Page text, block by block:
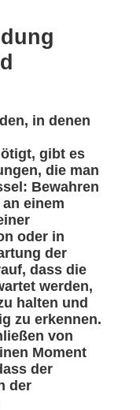
in denen
gibt es
die man
Bewahren
einem
oder in
der
dass die
werden,
halten und
zu erkennen.
von
Moment
der
der